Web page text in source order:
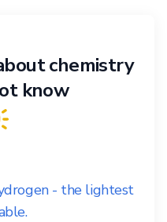
chemistry
know
- the lightest